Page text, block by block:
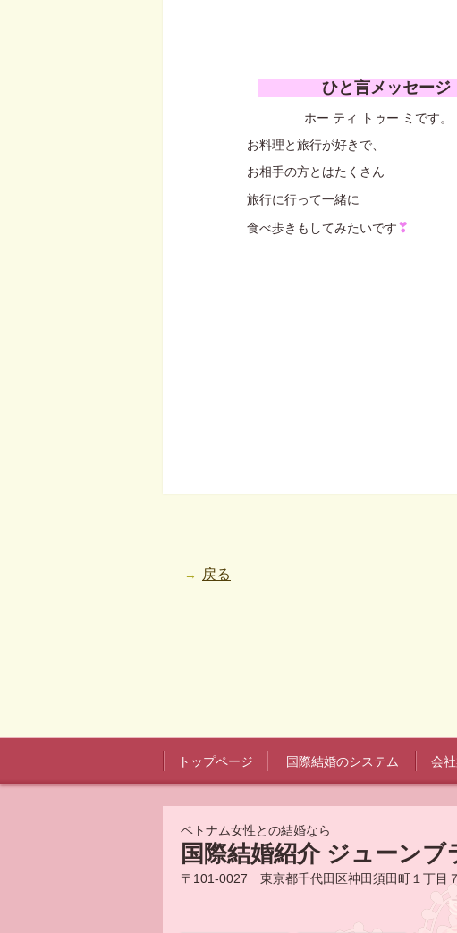
ひと言メッセ
ホー ティ トゥー ミです。
お料理と旅行が好きで、
お相手の方とはたくさん
旅行に行って一緒に
食べ歩きもしてみたいです❣
戻る
トップページ 国際結婚のシステム 会
ベトナム女性との結婚なら
国際結婚紹介 ジューンブ
〒101-0027 東京都千代田区神田須田町１丁